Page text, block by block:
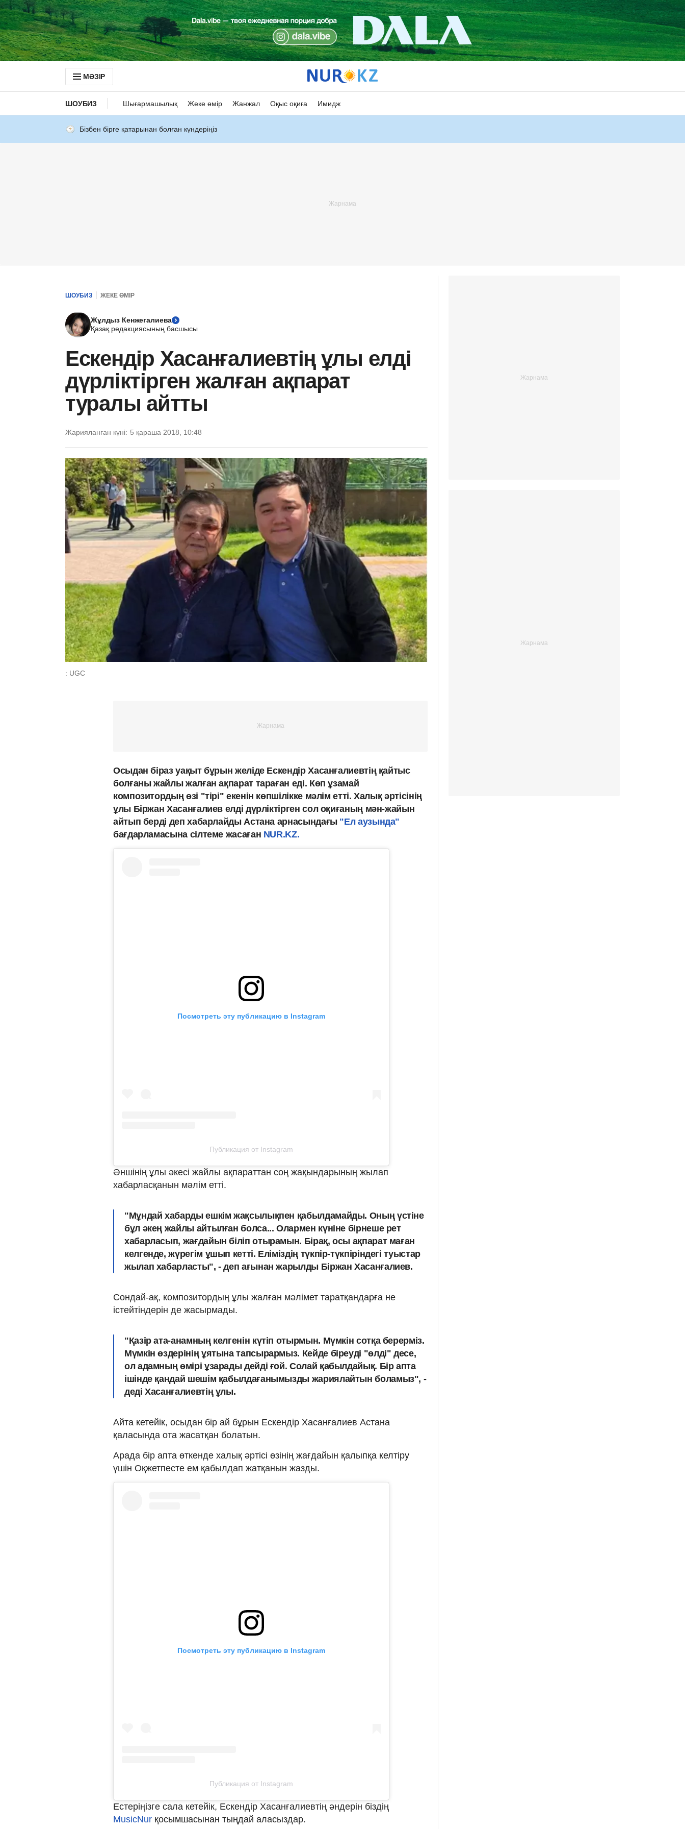
МӘЗІР
ШОУБИЗ Шығармашылық Жеке өмір Жанжал Оқыс оқиға Имидж
Бізбен бірге қатарынан болған күндеріңіз
ШОУБИЗ ЖЕКЕ ӨМІР
Жұлдыз Кенжегалиева
Қазақ редакциясының басшысы
Ескендір Хасанғалиевтің ұлы елді
дүрліктірген жалған ақпарат
туралы айтты
Жарияланған күні: 5 қараша 2018, 10:48
: UGC
Осыдан біраз уақыт бұрын желіде Ескендір Хасанғалиевтің қайтыс
болғаны жайлы жалған ақпарат тараған еді. Көп ұзамай
композитордың өзі "тірі" екенін көпшілікке мәлім етті. Халық әртісінің
ұлы Біржан Хасанғалиев елді дүрліктірген сол оқиғаның мән-жайын
айтып берді деп хабарлайды Астана арнасындағы "Ел аузында"
бағдарламасына сілтеме жасаған NUR.KZ.
Посмотреть эту публикацию в Instagram
Публикация от Instagram
Әншінің ұлы әкесі жайлы ақпараттан соң жақындарының жылап
хабарласқанын мәлім етті.
"Мұндай хабарды ешкім жақсылықпен қабылдамайды. Оның үстіне
бұл әкең жайлы айтылған болса... Олармен күніне бірнеше рет
хабарласып, жағдайын біліп отырамын. Бірақ, осы ақпарат маған
келгенде, жүрегім ұшып кетті. Еліміздің түкпір-түкпіріндегі туыстар
жылап хабарласты", - деп ағынан жарылды Біржан Хасанғалиев.
Сондай-ақ, композитордың ұлы жалған мәлімет таратқандарға не
істейтіндерін де жасырмады.
"Қазір ата-анамның келгенін күтіп отырмын. Мүмкін сотқа берерміз.
Мүмкін өздерінің ұятына тапсырармыз. Кейде біреуді "өлді" десе,
ол адамның өмірі ұзарады дейді ғой. Солай қабылдайық. Бір апта
ішінде қандай шешім қабылдағанымызды жариялайтын боламыз", -
деді Хасанғалиевтің ұлы.
Айта кетейік, осыдан бір ай бұрын Ескендір Хасанғалиев Астана
қаласында ота жасатқан болатын.
Арада бір апта өткенде халық әртісі өзінің жағдайын қалыпқа келтіру
үшін Оқжетпесте ем қабылдап жатқанын жазды.
Посмотреть эту публикацию в Instagram
Публикация от Instagram
Естеріңізге сала кетейік, Ескендір Хасанғалиевтің әндерін біздің
MusicNur қосымшасынан тыңдай аласыздар.